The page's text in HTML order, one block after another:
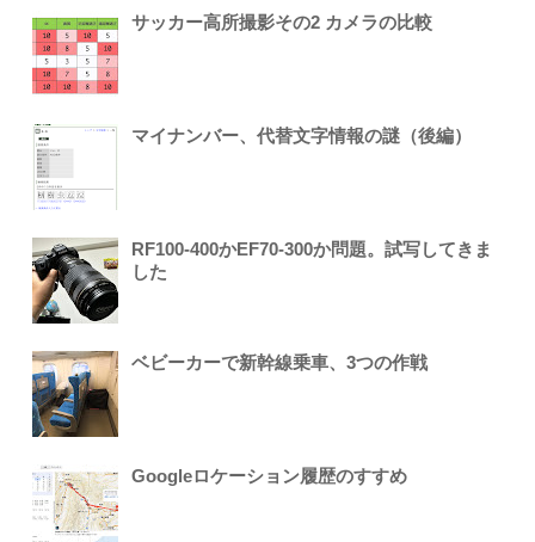
サッカー高所撮影その2 カメラの比較
マイナンバー、代替文字情報の謎（後編）
RF100-400かEF70-300か問題。試写してきま
した
ベビーカーで新幹線乗車、3つの作戦
Googleロケーション履歴のすすめ